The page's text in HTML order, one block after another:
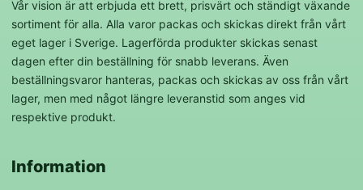
Vår vision är att erbjuda ett brett, prisvärt och ständigt växande
sortiment för alla. Alla varor packas och skickas direkt från vårt
eget lager i Sverige. Lagerförda produkter skickas senast
dagen efter din beställning för snabb leverans. Även
beställningsvaror hanteras, packas och skickas av oss från vårt
lager, men med något längre leveranstid som anges vid
respektive produkt.
Information